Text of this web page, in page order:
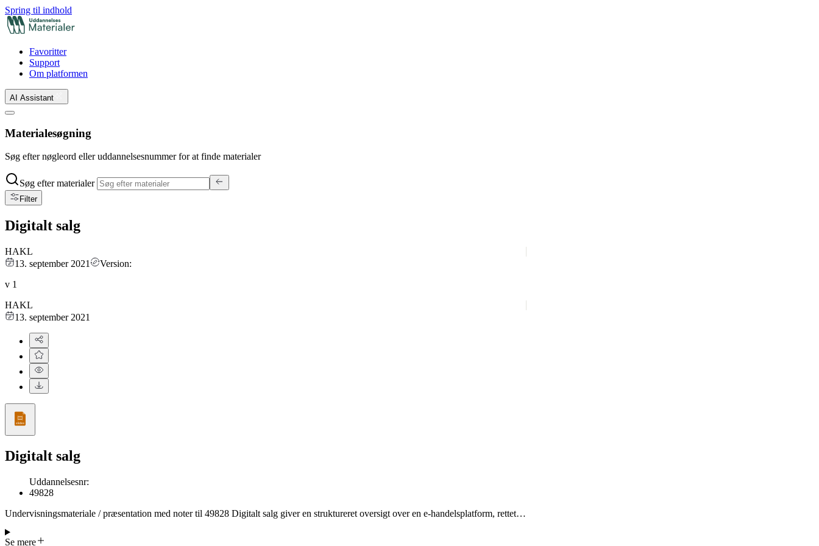
Spring til indhold
Favoritter
Support
Om platformen
AI Assistant
Materialesøgning
Søg efter nøgleord eller uddannelsesnummer for at finde materialer
Søg efter materialer
Filter
Digitalt salg
HAKL
13. september 2021
Version:
v 1
HAKL
13. september 2021
Digitalt salg
Uddannelsesnr:
49828
Undervisningsmateriale / præsentation med noter til 49828 Digitalt salg giver en struktureret oversigt over en e‑handelsplatform, rettet
kategori‑ID’er. Fokus ligger også på ordre‑søgning og en QR‑kode, der kan integreres for hurtig adgang til specifikke sider.
Se mere